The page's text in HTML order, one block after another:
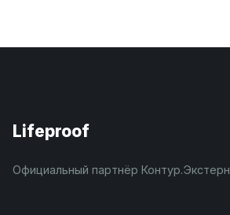
Lifeproof
Официальный партнёр Контур.Экстерн